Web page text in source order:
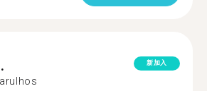
新加入